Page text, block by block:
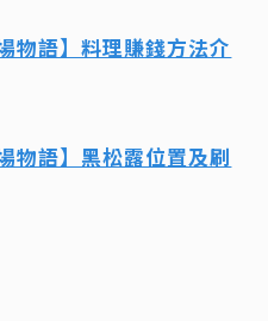
物語】料理賺錢方法介
物語】黑松露位置及刷